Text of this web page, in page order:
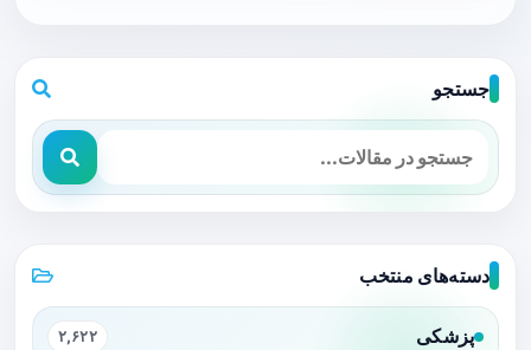
جستجو
دسته‌های منتخب
پزشکی ۲,۶۲۲